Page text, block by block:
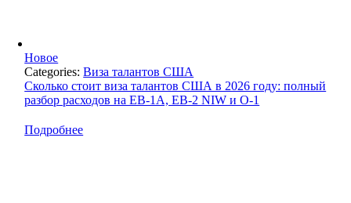
Новое
Categories:Виза талантов США
Сколько стоит виза талантов США в 2026 году: полный
разбор расходов на EB-1A, EB-2 NIW и O-1
Подробнее